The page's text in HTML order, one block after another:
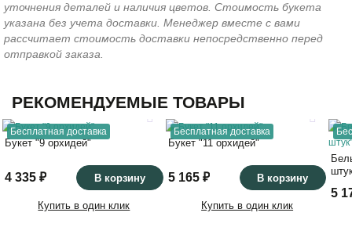
уточнения деталей и наличия цветов. Стоимость букета
указана без учета доставки. Менеджер вместе с вами
рассчитает стоимость доставки непосредственно перед
отправкой заказа.
РЕКОМЕНДУЕМЫЕ ТОВАРЫ
Бесплатная доставка
Букет "9 орхидей"
4 335 ₽ В корзину
Купить в один клик
Бесплатная доставка
Букет "11 орхидей"
5 165 ₽ В корзину
Купить в один клик
5